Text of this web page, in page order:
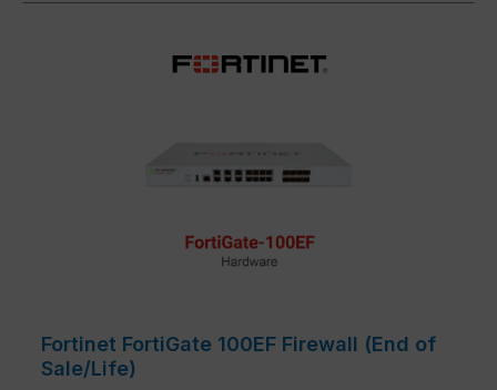
Fortinet FortiGate 100EF Firewall (End of
Sale/Life)